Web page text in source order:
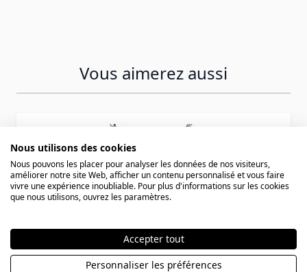
Vous aimerez aussi
Nous utilisons des cookies
Nous pouvons les placer pour analyser les données de nos visiteurs,
améliorer notre site Web, afficher un contenu personnalisé et vous faire
vivre une expérience inoubliable. Pour plus d'informations sur les cookies
que nous utilisons, ouvrez les paramètres.
Accepter tout
Personnaliser les préférences